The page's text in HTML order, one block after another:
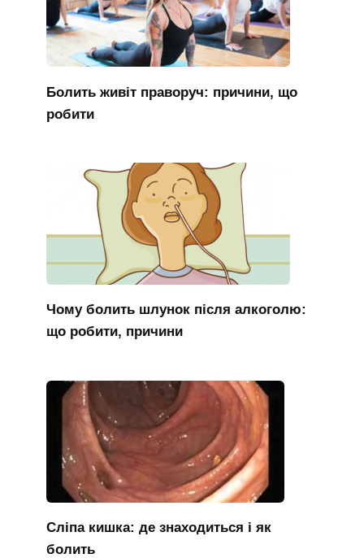
Болить живіт праворуч: причини, що
робити
Чому болить шлунок після алкоголю:
що робити, причини
Сліпа кишка: де знаходиться і як
болить